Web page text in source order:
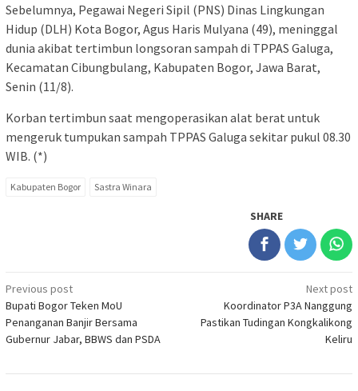
Sebelumnya, Pegawai Negeri Sipil (PNS) Dinas Lingkungan
Hidup (DLH) Kota Bogor, Agus Haris Mulyana (49), meninggal
dunia akibat tertimbun longsoran sampah di TPPAS Galuga,
Kecamatan Cibungbulang, Kabupaten Bogor, Jawa Barat,
Senin (11/8).
Korban tertimbun saat mengoperasikan alat berat untuk
mengeruk tumpukan sampah TPPAS Galuga sekitar pukul 08.30
WIB. (*)
Kabupaten Bogor Sastra Winara
SHARE
Post
navigation
Previous post
Bupati Bogor Teken MoU
Penanganan Banjir Bersama
Gubernur Jabar, BBWS dan PSDA
Next post
Koordinator P3A Nanggung
Pastikan Tudingan Kongkalikong
Keliru